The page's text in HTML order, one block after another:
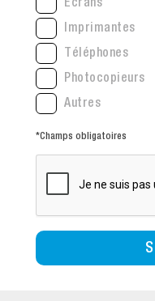
Écrans
Imprimantes
Téléphones
Photocopieurs
Autres
*Champs obligatoires